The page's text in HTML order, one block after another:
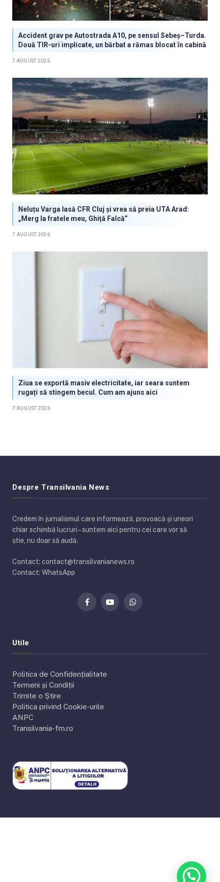
Accident grav pe Autostrada A10, pe sensul Sebeș–Turda.
Două TIR-uri implicate, un bărbat a rămas blocat în cabină
7 AUGUST 2026
Neluțu Varga lasă CFR Cluj și vrea să preia UTA Arad:
„Merg la fratele meu, Ghiță Falcă”
7 AUGUST 2026
Ziua se exportă masiv electricitate, iar seara suntem
rugați să stingem becul. Cum am ajuns aici
7 AUGUST 2026
Despre Transilvania News
Credem în jurnalismul care informează, provoacă și uneori
chiar schimbă lucruri – suntem aici pentru cei care vor să
știe, nu doar să audă.
Contact: contact@transilvanianews.ro
Contact: WhatsApp
FacebookYouTubeWhatsApp
Utile
Politica de Confidențialitate
Termeni și Condiții
Trimite o Știre
Politica privind Cookie-urile
ANPC
Transilvania-fm.ro